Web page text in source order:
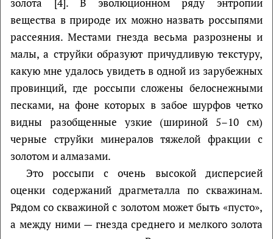
вещества в природе их можно назвать россыпями
рассеяния. Местами гнезда весьма разрознены и
малы, а струйки образуют причудливую текстуру,
какую мне удалось увидеть в одной из зарубежных
провинций, где россыпи сложены белоснежными
песками, на фоне которых в забое шурфов четко
видны разобщенные узкие (шириной 5–10 см)
черные струйки минералов тяжелой фракции с
золотом и алмазами.
Это россыпи с очень высокой дисперсией
оценки содержаний драгметалла по скважинам.
Рядом со скважиной с золотом может быть «пусто»,
а между ними — гнезда среднего и мелкого золота